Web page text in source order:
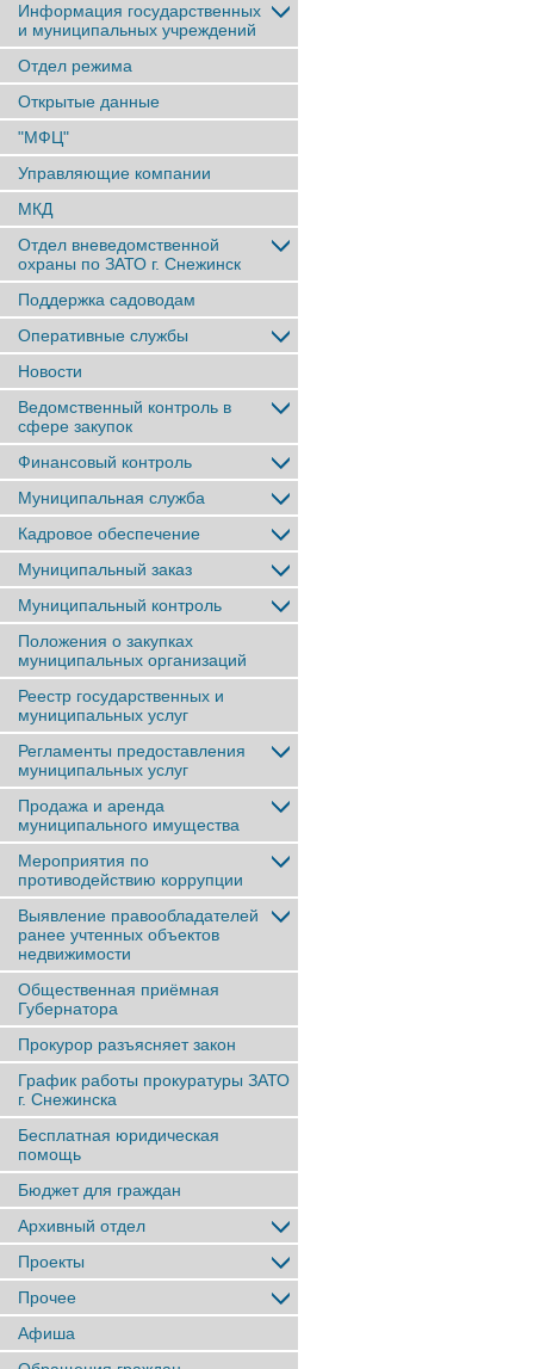
Информация государственных
и муниципальных учреждений
Отдел режима
Открытые данные
"МФЦ"
Управляющие компании
МКД
Отдел вневедомственной
охраны по ЗАТО г. Снежинск
Поддержка садоводам
Оперативные службы
Новости
Ведомственный контроль в
сфере закупок
Финансовый контроль
Муниципальная служба
Кадровое обеспечение
Муниципальный заказ
Муниципальный контроль
Положения о закупках
муниципальных организаций
Реестр государственных и
муниципальных услуг
Регламенты предоставления
муниципальных услуг
Продажа и аренда
муниципального имущества
Мероприятия по
противодействию коррупции
Выявление правообладателей
ранее учтенныx объектов
недвижимости
Общественная приёмная
Губернатора
Прокурор разъясняет закон
График работы прокуратуры ЗАТО
г. Снежинска
Бесплатная юридическая
помощь
Бюджет для граждан
Архивный отдел
Проекты
Прочее
Афиша